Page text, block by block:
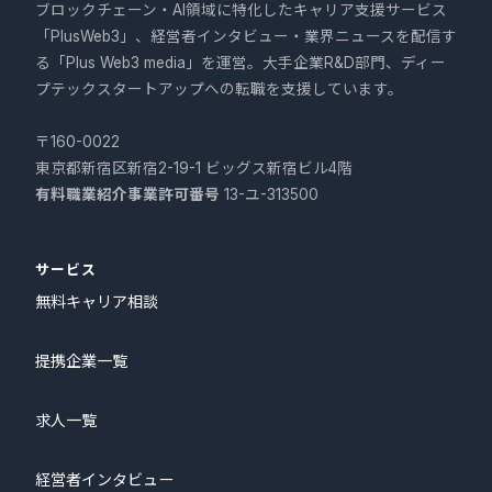
ブロックチェーン・AI領域に特化したキャリア支援サービス
「PlusWeb3」、経営者インタビュー・業界ニュースを配信す
る「Plus Web3 media」を運営。大手企業R&D部門、ディー
プテックスタートアップへの転職を支援しています。
〒160-0022
東京都新宿区新宿2-19-1 ビッグス新宿ビル4階
有料職業紹介事業許可番号 13-ユ-313500
サービス
無料キャリア相談
提携企業一覧
求人一覧
経営者インタビュー